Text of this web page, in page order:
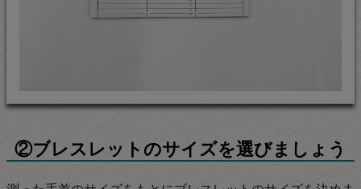
②ブレスレットのサイズを選びましょう